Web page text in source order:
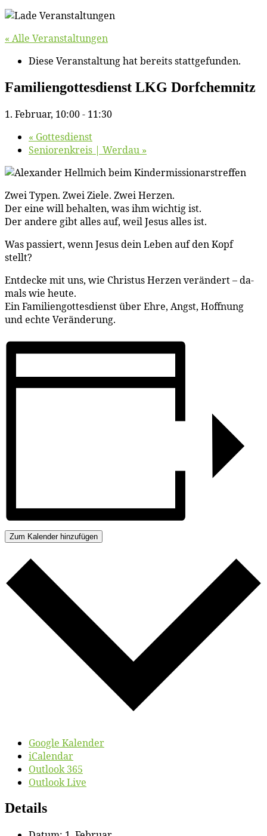
« Alle Veranstaltungen
Diese Veranstaltung hat bereits stattgefunden.
Fa­mi­li­en­got­tes­dienst LKG Dorfchemnitz
1. Februar, 10:00- 11:30
« Got­tes­dienst
Se­nio­ren­kreis | Werdau »
Zwei Ty­pen. Zwei Zie­le. Zwei Herzen.
Der ei­ne will be­hal­ten, was ihm wich­tig ist.
Der an­de­re gibt al­les auf, weil Je­sus al­les ist.
Was pas­siert, wenn Je­sus dein Le­ben auf den Kopf
stellt?
Ent­de­cke mit uns, wie Chris­tus Her­zen ver­än­dert – da­
mals wie heute.
Ein Fa­mi­li­en­got­tes­dienst über Eh­re, Angst, Hoff­nung
und ech­te Veränderung.
Zum Kalender hinzufügen
Google Kalender
iCalendar
Outlook 365
Outlook Live
Details